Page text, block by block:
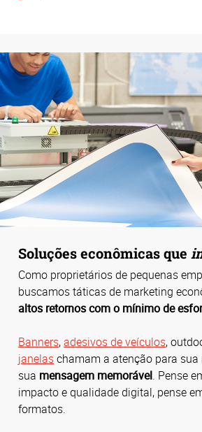
Soluções econômicas que
Como proprietários de pequenas
buscamos táticas de marketing
altos retornos com o mínimo de
Banners,adesivos de veículos,
janelaschamam a atenção para
sua mensagem memorável. Pense
impacto e qualidade digital, pense
formatos.